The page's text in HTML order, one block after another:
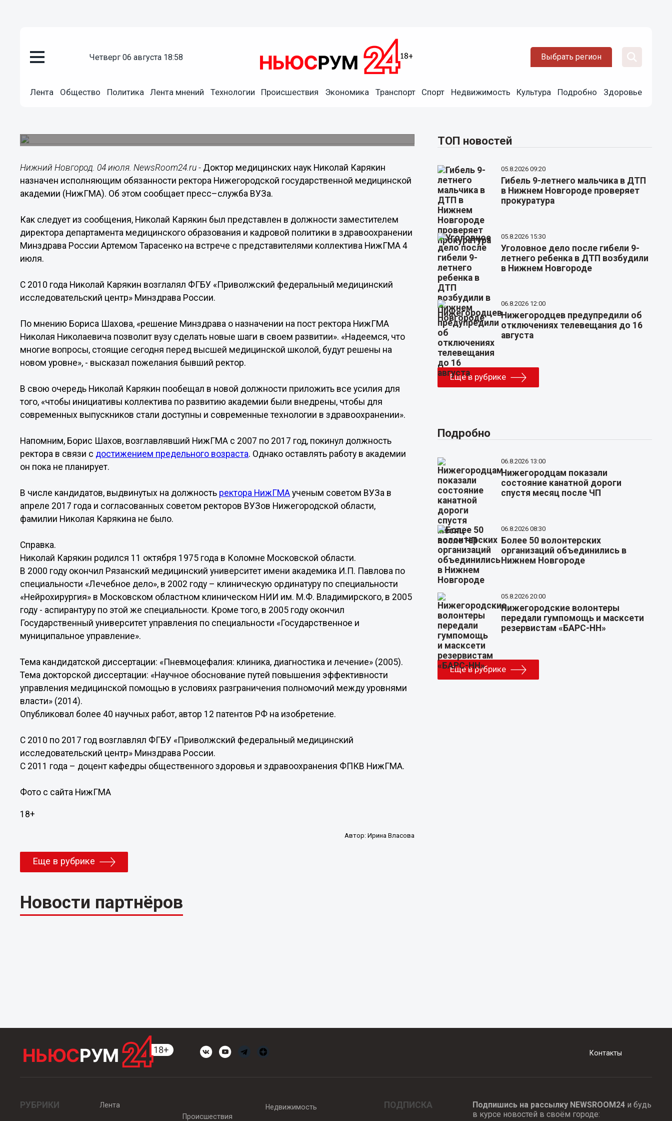
четверг 06 августа 18:58 Выбрать регион
Лента Общество Политика Лента мнений Технологии Происшествия Экономика Транспорт Спорт Недвижимость Культура Подробно Здоровье
Николай Карякин назначен исполняющим обязанности
Нижний Новгород. 04 июля. NewsRoom24.ru - Доктор медицинских наук Николай Карякин
назначен исполняющим обязанности ректора Нижегородской государственной медицинской
академии (НижГМА). Об этом сообщает пресс–служба ВУЗа.
Как следует из сообщения, Николай Карякин был представлен в должности заместителем
директора департамента медицинского образования и кадровой политики в здравоохранении
Минздрава России Артемом Тарасенко на встрече с представителями коллектива НижГМА 4
июля.
С 2010 года Николай Карякин возглалял ФГБУ «Приволжский федеральный медицинский
исследовательский центр» Минздрава России.
По мнению Бориса Шахова, «решение Минздрава о назначении на пост ректора НижГМА
Николая Николаевича позволит вузу сделать новые шаги в своем развитии». «Надеемся, что
многие вопросы, стоящие сегодня перед высшей медицинской школой, будут решены на
новом уровне», - высказал пожелания бывший ректор.
В свою очередь Николай Карякин пообещал в новой должности приложить все усилия для
того, «чтобы инициативы коллектива по развитию академии были внедрены, чтобы для
современных выпускников стали доступны и современные технологии в здравоохранении».
Напомним, Борис Шахов, возглавлявший НижГМА с 2007 по 2017 год, покинул должность
ректора в связи с достижением предельного возраста. Однако оставлять работу в академии
он пока не планирует.
В числе кандидатов, выдвинутых на должность ректора НижГМА ученым советом ВУЗа в
апреле 2017 года и согласованных советом ректоров ВУЗов Нижегородской области,
фамилии Николая Карякина не было.
Справка.
Николай Карякин родился 11 октября 1975 года в Коломне Московской области.
В 2000 году окончил Рязанский медицинский университет имени академика И.П. Павлова по
специальности «Лечебное дело», в 2002 году – клиническую ординатуру по специальности
«Нейрохирургия» в Московском областном клиническом НИИ им. М.Ф. Владимирского, в 2005
году - аспирантуру по этой же специальности. Кроме того, в 2005 году окончил
Государственный университет управления по специальности «Государственное и
муниципальное управление».
Тема кандидатской диссертации: «Пневмоцефалия: клиника, диагностика и лечение» (2005).
Тема докторской диссертации: «Научное обоснование путей повышения эффективности
управления медицинской помощью в условиях разграничения полномочий между уровнями
власти» (2014).
Опубликовал более 40 научных работ, автор 12 патентов РФ на изобретение.
С 2010 по 2017 год возглавлял ФГБУ «Приволжский федеральный медицинский
исследовательский центр» Минздрава России.
С 2011 года – доцент кафедры общественного здоровья и здравоохранения ФПКВ НижГМА.
Фото с сайта НижГМА
18+
Автор: Ирина Власова
Еще в рубрике
Новости партнёров
ТОП новостей
05.8.2026 09:20
Гибель 9-летнего мальчика в ДТП
в Нижнем Новгороде проверяет
прокуратура
05.8.2026 15:30
Уголовное дело после гибели 9-
летнего ребенка в ДТП возбудили
в Нижнем Новгороде
06.8.2026 12:00
Нижегородцев предупредили об
отключениях телевещания до 16
августа
Еще в рубрике
Подробно
06.8.2026 13:00
Нижегородцам показали
состояние канатной дороги
спустя месяц после ЧП
06.8.2026 08:30
Более 50 волонтерских
организаций объединились в
Нижнем Новгороде
05.8.2026 20:00
Нижегородские волонтеры
передали гумпомощь и масксети
резервистам «БАРС-НН»
Еще в рубрике
Контакты
РУБРИКИ
Лента
Происшествия
Недвижимость ПОДПИСКА Подпишись на рассылку NEWSROOM24и будь
в курсе новостей в своём городе: